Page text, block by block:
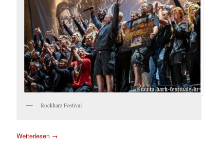
Rockharz Festival
Weiterlesen →